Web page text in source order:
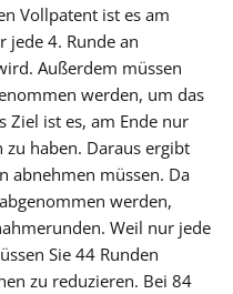
Vollpatent ist es am
jede 4. Runde an
Außerdem müssen
werden, um das
Ziel ist es, am Ende nur
zu haben. Daraus ergibt
abnehmen müssen. Da
werden,
Weil nur jede
Sie 44 Runden
zu reduzieren. Bei 84